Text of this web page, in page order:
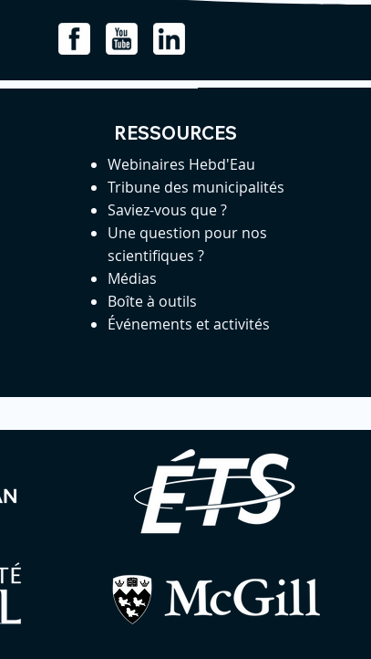
RESSOURCES
Webinaires Hebd'Eau
Tribune des municipalités
Saviez-vous que ?
Une question pour nos
scientifiques ?
Médias
Boîte à outils
Événements et activités